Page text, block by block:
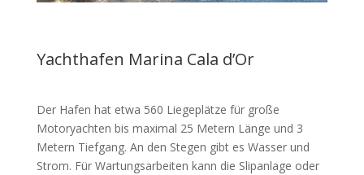
Yachthafen Marina Cala d’Or
Der Hafen hat etwa 560 Liegeplätze für große
Motoryachten bis maximal 25 Metern Länge und 3
Metern Tiefgang. An den Stegen gibt es Wasser und
Strom. Für Wartungsarbeiten kann die Slipanlage oder